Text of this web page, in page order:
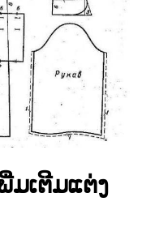
ມເຕີມແຕ່ງ